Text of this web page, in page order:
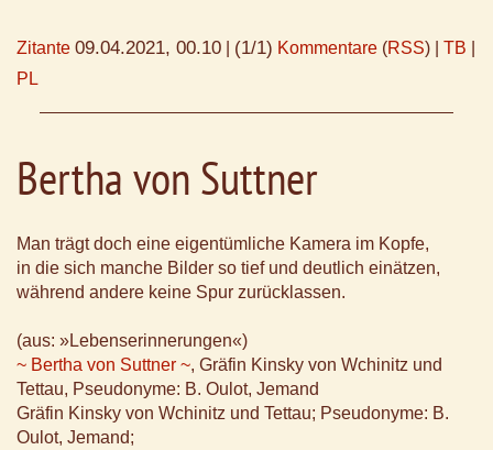
Zitante 09.04.2021, 00.10 (1/1) Kommentare (RSS) | TB
PL
Bertha von Suttner
Man trägt doch eine eigentümliche Kamera im Kopfe,
in die sich manche Bilder so tief und deutlich einätzen,
während andere keine Spur zurücklassen.
(aus: »Lebenserinnerungen«)
~ Bertha von Suttner ~, Gräfin Kinsky von Wchinitz und
Tettau, Pseudonyme: B. Oulot, Jemand
Gräfin Kinsky von Wchinitz und Tettau; Pseudonyme: B.
Oulot, Jemand;